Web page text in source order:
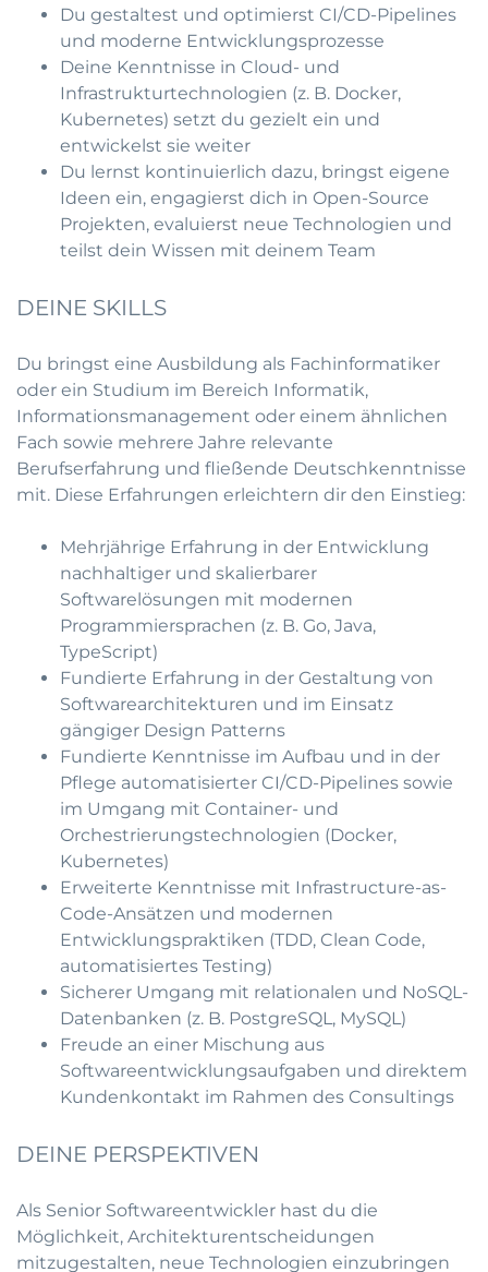
Du gestaltest und optimierst CI/CD-Pipelines
und moderne Entwicklungsprozesse
Deine Kenntnisse in Cloud- und
Infrastrukturtechnologien (z. B. Docker,
Kubernetes) setzt du gezielt ein und
entwickelst sie weiter
Du lernst kontinuierlich dazu, bringst eigene
Ideen ein, engagierst dich in Open-Source
Projekten, evaluierst neue Technologien und
teilst dein Wissen mit deinem Team
DEINE SKILLS
Du bringst eine Ausbildung als Fachinformatiker
oder ein Studium im Bereich Informatik,
Informationsmanagement oder einem ähnlichen
Fach sowie mehrere Jahre relevante
Berufserfahrung und fließende Deutschkenntnisse
mit. Diese Erfahrungen erleichtern dir den Einstieg:
Mehrjährige Erfahrung in der Entwicklung
nachhaltiger und skalierbarer
Softwarelösungen mit modernen
Programmiersprachen (z. B. Go, Java,
TypeScript)
Fundierte Erfahrung in der Gestaltung von
Softwarearchitekturen und im Einsatz
gängiger Design Patterns
Fundierte Kenntnisse im Aufbau und in der
Pflege automatisierter CI/CD-Pipelines sowie
im Umgang mit Container- und
Orchestrierungstechnologien (Docker,
Kubernetes)
Erweiterte Kenntnisse mit Infrastructure-as-
Code-Ansätzen und modernen
Entwicklungspraktiken (TDD, Clean Code,
automatisiertes Testing)
Sicherer Umgang mit relationalen und NoSQL-
Datenbanken (z. B. PostgreSQL, MySQL)
Freude an einer Mischung aus
Softwareentwicklungsaufgaben und direktem
Kundenkontakt im Rahmen des Consultings
DEINE PERSPEKTIVEN
Als Senior Softwareentwickler hast du die
Möglichkeit, Architekturentscheidungen
mitzugestalten, neue Technologien einzubringen